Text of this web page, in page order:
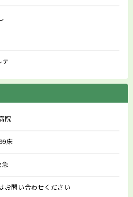
テ
院
床
お問い合わせください